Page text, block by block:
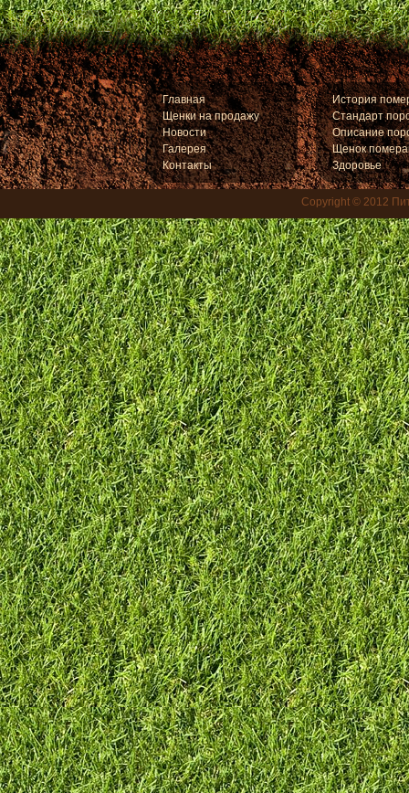
Главная
Щенки на продажу
Новости
Галерея
Контакты
История
Стандарт
Описание
Щенок
Здоровье
Copyright © 2012